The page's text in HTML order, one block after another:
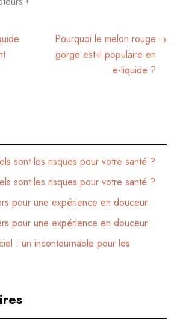
Pourquoi le melon rouge
gorge est-il populaire en
e-liquide ?
sont les risques pour votre santé ?
sont les risques pour votre santé ?
pour une expérience en douceur
pour une expérience en douceur
: un incontournable pour les